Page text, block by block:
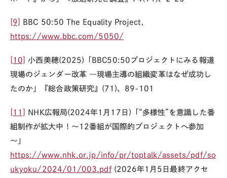
[9]
BBC 50:50 The Equality Project,
https://www.bbc.com/5050/
[10] 小西美穂(2025) 「 BBC50:50 プロジェクトにみる報道
現場のジェンダー改革―現場主導の組織変革はなぜ成功し
たのか」『総合政策研究』 (71)、 89-101
[11] NHK広報局(2024年1月 17 日 ) 「“多様性”を意識した番
組制作が拡大中！～ 12番組が国際的プロジェクトへ参加
～」
https://www.nhk.or.jp/info/pr/toptalk/assets/pdf/so
ukyoku/2024/01/003.pdf(2026年1月5日最終アクセ